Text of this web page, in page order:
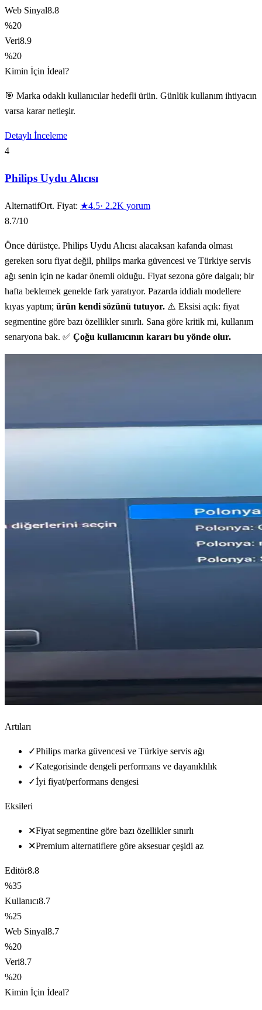
Web Sinyal8.8
%20
Veri8.9
%20
Kimin İçin İdeal?
🎯 Marka odaklı kullanıcılar hedefli ürün. Günlük kullanım ihtiyacın
varsa karar netleşir.
Detaylı İnceleme
4
Philips Uydu Alıcısı
AlternatifOrt. Fiyat: ★4.5· 2.2K yorum
8.7/10
Önce dürüstçe. Philips Uydu Alıcısı alacaksan kafanda olması
gereken soru fiyat değil, philips marka güvencesi ve Türkiye servis
ağı senin için ne kadar önemli olduğu. Fiyat sezona göre dalgalı; bir
hafta beklemek genelde fark yaratıyor. Pazarda iddialı modellere
kıyas yaptım; ürün kendi sözünü tutuyor. ⚠️ Eksisi açık: fiyat
segmentine göre bazı özellikler sınırlı. Sana göre kritik mi, kullanım
senaryona bak. ✅ Çoğu kullanıcının kararı bu yönde olur.
Artıları
✓Philips marka güvencesi ve Türkiye servis ağı
✓Kategorisinde dengeli performans ve dayanıklılık
✓İyi fiyat/performans dengesi
Eksileri
✕Fiyat segmentine göre bazı özellikler sınırlı
✕Premium alternatiflere göre aksesuar çeşidi az
Editör8.8
%35
Kullanıcı8.7
%25
Web Sinyal8.7
%20
Veri8.7
%20
Kimin İçin İdeal?